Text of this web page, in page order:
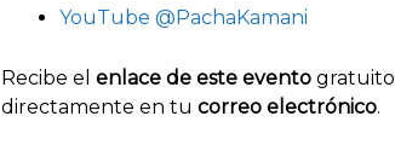
YouTube @PachaKamani
Recibe el enlace de este evento gratuito
directamente en tu correo electrónico.